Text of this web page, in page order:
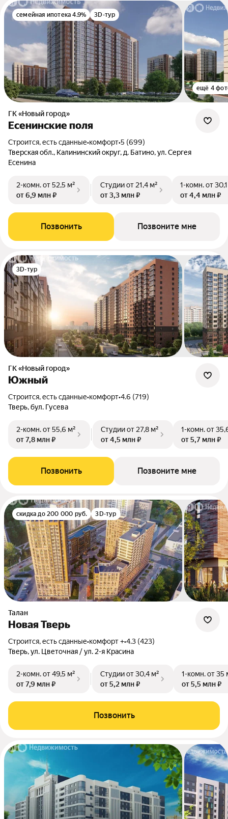
семейная ипотека 4.9% 3D-тур
ещё 4
ГК «Новый город»
Есенинские поля
Строится, есть сданные•комфорт•5 (699)
Тверская обл., Калининский округ, д. Батино, ул. Сергея
Есенина
2-комн.от 52,5 м²
от 6,9 млн ₽
Студииот 21,4 м²
от 3,3 млн ₽
1-комн.от
от 4,4 млн ₽
Позвонить Позвоните мне
3D-тур
ГК «Новый город»
Южный
Строится, есть сданные•комфорт•4.6 (719)
Тверь, бул. Гусева
2-комн.от 55,6 м²
от 7,8 млн ₽
Студииот 27,8 м²
от 4,5 млн ₽
1-комн.от
от 5,7 млн ₽
Позвонить Позвоните мне
скидка до 200 000 руб. 3D-тур
Талан
Новая Тверь
Строится, есть сданные•комфорт +•4.3 (423)
Тверь, ул. Цветочная / ул. 2-я Красина
2-комн.от 49,5 м²
от 7,9 млн ₽
Студииот 30,4 м²
от 5,2 млн ₽
1-комн.от 35
от 5,5 млн ₽
Позвонить